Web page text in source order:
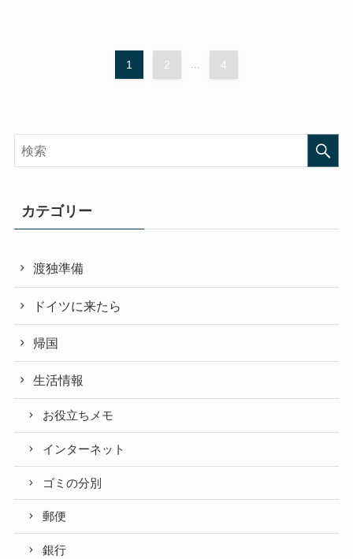
1 2 4
カテゴリー
渡独準備
ドイツに来たら
帰国
生活情報
お役立ちメモ
インターネット
ゴミの分別
郵便
銀行